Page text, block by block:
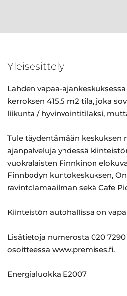
Yleisesittely
Lahden vapaa-
kerroksen 415,5 m2 tila, joka
liikunta / hyvinvointitilaksi,
Tule täydentämään keskuksen
ajanpalveluja yhdessä
vuokralaisten Finnkinon
Finnbodyn kuntokeskuksen,
ravintolamaailman sekä Cafe
Kiinteistön autohallissa on
Lisätietoja numerosta 020 7290
osoitteessa www.premises.fi.
Energialuokka E2007